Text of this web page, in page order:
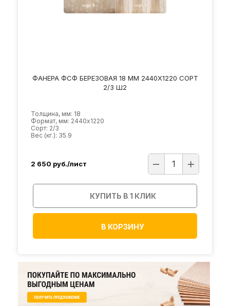
ФАНЕРА ФСФ БЕРЕЗОВАЯ 18 ММ 2440Х1220 СОРТ
2/3 Ш2
Толщина, мм: 18
Формат, мм: 2440х1220
Сорт: 2/3
Вес (кг.): 35.9
2 650 руб./лист
КУПИТЬ В 1 КЛИК
В КОРЗИНУ